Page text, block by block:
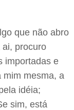
que não abro
ai, procuro
importadas e
mim mesma, a
idéia;
sim, está